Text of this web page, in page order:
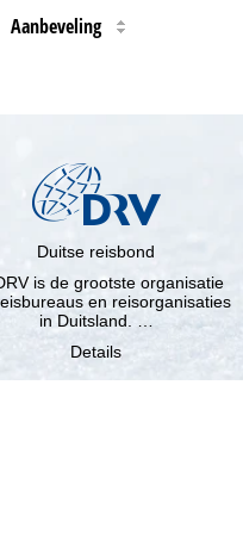
Aanbeveling
Duitse reisbond
is de grootste organisatie
en reisorganisaties
in Duitsland. …
Details